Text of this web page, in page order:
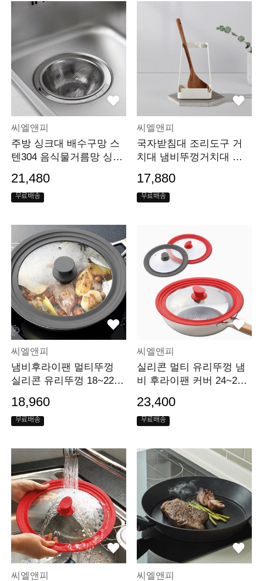
씨엘앤피
주방 싱크대 배수구망 스
텐304 음식물거름망 싱크
21,480
무료배송
씨엘앤피
국자받침대 조리도구 거
치대 냄비뚜껑거치대 도
17,880
무료배송
씨엘앤피
냄비후라이팬 멀티뚜껑
실리콘 유리뚜껑 18~22c
18,960
무료배송
씨엘앤피
실리콘 멀티 유리뚜껑 냄
비 후라이팬 커버 24~28c
23,400
무료배송
씨엘앤피 씨엘앤피